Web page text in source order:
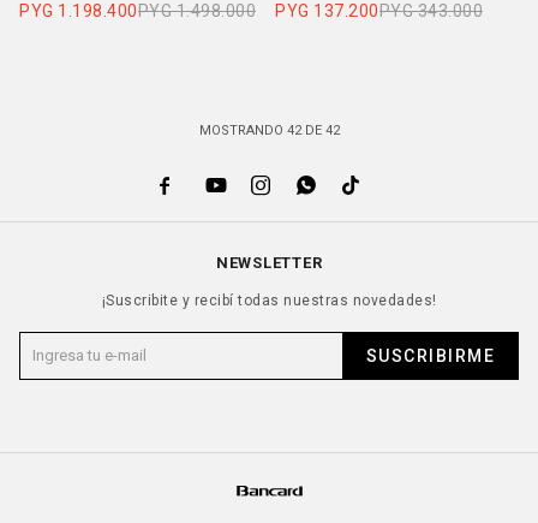
PYG 1.198.400PYG 1.498.000 PYG 137.200PYG 343.000
MOSTRANDO 42DE 42
    
NEWSLETTER
¡Suscribite y recibí todas nuestras novedades!
SUSCRIBIRME